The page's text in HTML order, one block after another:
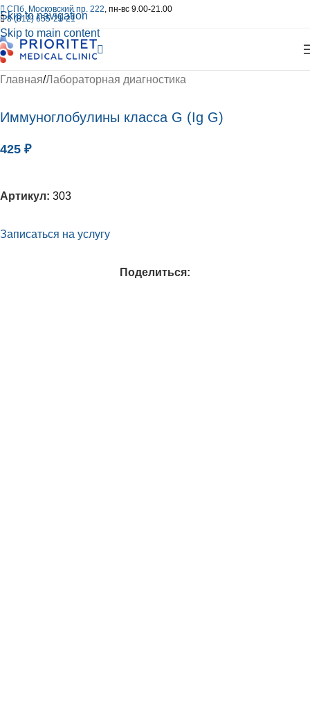
Skip to navigation
Skip to main content
СПб, Московский пр. 222, пн-вс 9.00-21.00
8 (812) 655-21-21
Главная/Лабораторная диагностика
Иммуноглобулины класса G (Ig G)
425 ₽
Артикул: 303
Записаться на услугу
Поделиться: